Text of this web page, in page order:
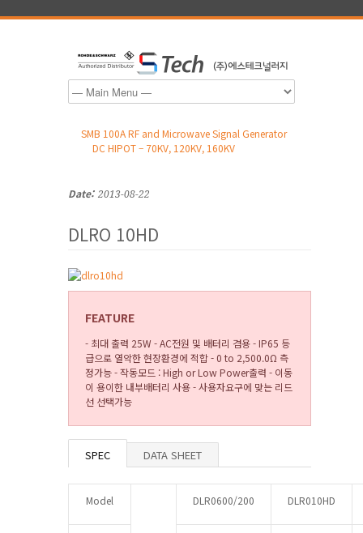
SMB 100A RF and Microwave Signal Generator
DC HIPOT – 70KV, 120KV, 160KV
Date: 2013-08-22
DLRO 10HD
FEATURE
- 최대 출력 25W - AC전원 및 배터리 겸용 - IP65 등
급으로 열악한 현장환경에 적합 - 0 to 2,500.0Ω 측
정가능 - 작동모드 : High or Low Power출력 - 이동
이 용이한 내부배터리 사용 - 사용자요구에 맞는 리드
선 선택가능
SPEC DATA SHEET
Model DLR0600/200 DLR010HD